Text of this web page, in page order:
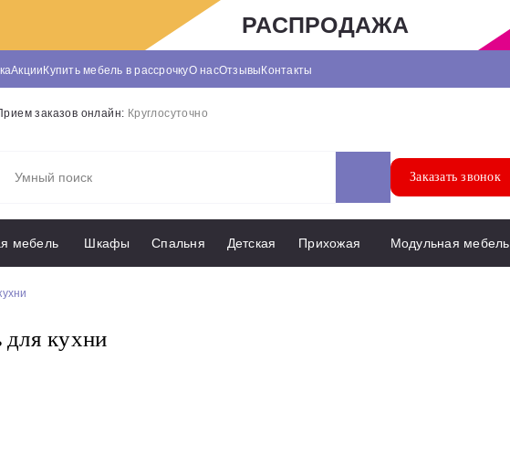
РАСПРОДАЖА
АкцииКупить мебель в рассрочкуО насОтзывыКонтакты
заказов онлайн: Круглосуточно
Заказать звонок
мебель Шкафы Спальня Детская Прихожая Модульная мебель
кухни